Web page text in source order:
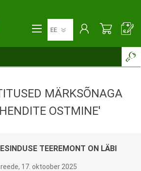
MÄRKSÕNAGA
OSTMINE'
TEEREMONT ON LÄBI
reede, 17. oktoober 2025